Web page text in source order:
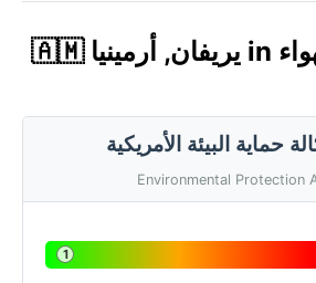
مؤشر جودة الهواء in يريفان, أرمينيا 🇦🇲
حماية البيئة الأمريكية
Environmental Protection
1